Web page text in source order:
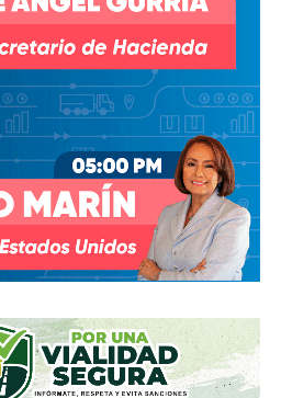
López Obradorrespondió a
Ricardo Gallardo Cardona con
que no derivó en ningún
2025, la Comisión Nacional
el retiro de la
sin resolución.
poner un alto a la empresa de